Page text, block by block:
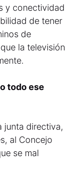
y conectividad
de tener
de
la televisión
todo ese
junta directiva,
al Concejo
se mal